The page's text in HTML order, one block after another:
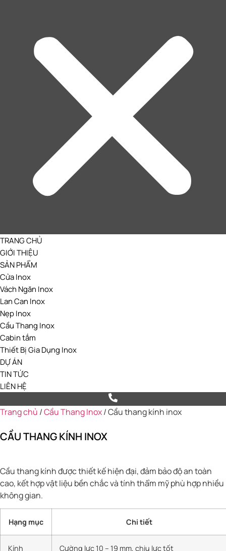
TRANG CHỦ
GIỚI THIỆU
SẢN PHẨM
Cửa Inox
Vách Ngăn Inox
Lan Can Inox
Nẹp Inox
Cầu Thang Inox
Cabin tắm
Thiết Bị Gia Dụng Inox
DỰ ÁN
TIN TỨC
LIÊN HỆ
Trang chủ /Cầu Thang Inox/ Cầu thang kính inox
CẦU THANG KÍNH INOX
Cầu thang kính được thiết kế hiện đại, đảm bảo độ an toàn
cao, kết hợp vật liệu bền chắc và tính thẩm mỹ phù hợp nhiều
không gian.
Hạng mục Chi tiết
Kính Cường lực 10 – 19 mm, chịu lực tốt